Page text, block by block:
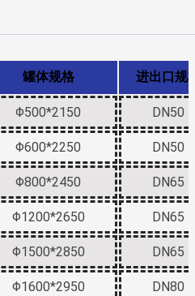
罐体规格 进出口规
Φ500*2150 DN50
Φ600*2250 DN50
Φ800*2450 DN65
Φ1200*2650 DN65
Φ1500*2850 DN65
Φ1600*2950 DN80